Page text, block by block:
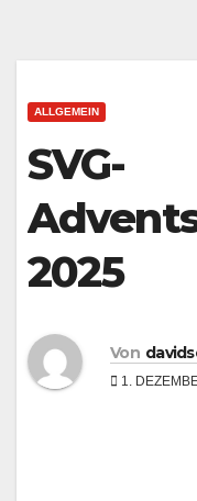
ALLGEMEIN
SVG-
2025
Von
1.